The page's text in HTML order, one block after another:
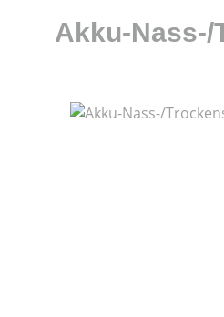
Akku-Nass-/
Bildergalerie überspringen